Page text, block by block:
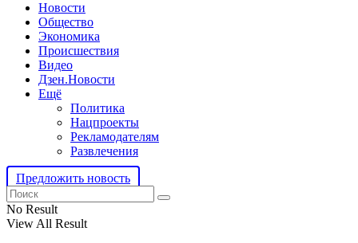
Новости
Общество
Экономика
Происшествия
Видео
Дзен.Новости
Ещё
Политика
Нацпроекты
Рекламодателям
Развлечения
Предложить новость
No Result
View All Result